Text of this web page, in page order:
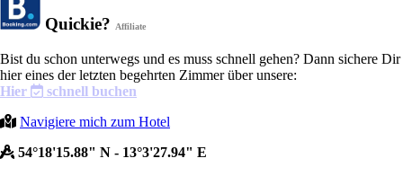
Quickie? Affiliate
Bist du schon unterwegs und es muss schnell gehen? Dann sichere Dir
hier eines der letzten begehrten Zimmer über unsere:
Hier
schnell buchen
Navigiere mich zum Hotel
54°18'15.88" N - 13°3'27.94" E